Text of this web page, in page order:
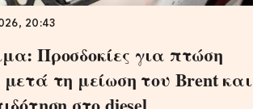
20:43
Προσδοκίες για πτώση
τη μείωση του Brent και